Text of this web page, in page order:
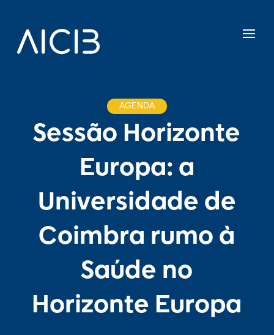
AGENDA
Sessão Horizonte
Europa: a
Universidade de
Coimbra rumo à
Saúde no
Horizonte Europa